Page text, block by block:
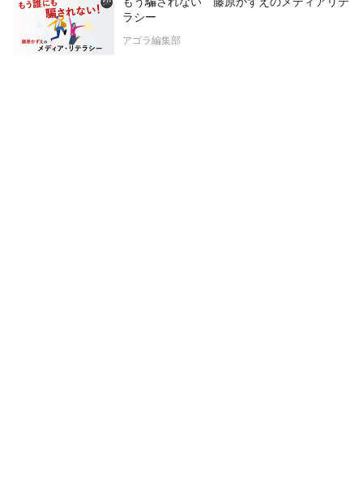
ラシー
アゴラ編集部